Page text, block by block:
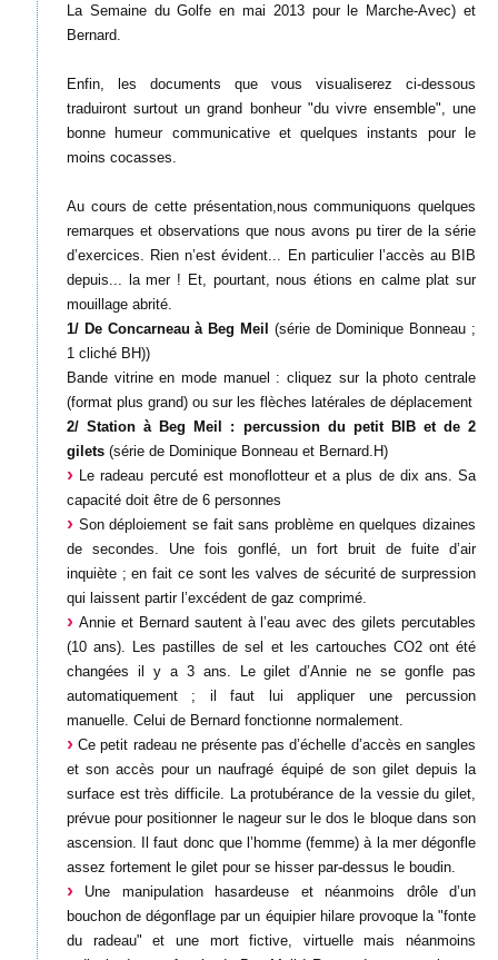
La Semaine du Golfe en mai 2013 pour le Marche-Avec) et
Bernard.
Enfin, les documents que vous visualiserez ci-dessous
traduiront surtout un grand bonheur "du vivre ensemble", une
bonne humeur communicative et quelques instants pour le
moins cocasses.
Au cours de cette présentation,nous communiquons quelques
remarques et observations que nous avons pu tirer de la série
d’exercices. Rien n’est évident... En particulier l’accès au BIB
depuis... la mer ! Et, pourtant, nous étions en calme plat sur
mouillage abrité.
1/ De Concarneau à Beg Meil (série de Dominique Bonneau ;
1 cliché BH))
Bande vitrine en mode manuel : cliquez sur la photo centrale
(format plus grand) ou sur les flèches latérales de déplacement
2/ Station à Beg Meil : percussion du petit BIB et de 2
gilets (série de Dominique Bonneau et Bernard.H)
Le radeau percuté est monoflotteur et a plus de dix ans. Sa
capacité doit être de 6 personnes
Son déploiement se fait sans problème en quelques dizaines
de secondes. Une fois gonflé, un fort bruit de fuite d’air
inquiète ; en fait ce sont les valves de sécurité de surpression
qui laissent partir l’excédent de gaz comprimé.
Annie et Bernard sautent à l’eau avec des gilets percutables
(10 ans). Les pastilles de sel et les cartouches CO2 ont été
changées il y a 3 ans. Le gilet d’Annie ne se gonfle pas
automatiquement ; il faut lui appliquer une percussion
manuelle. Celui de Bernard fonctionne normalement.
Ce petit radeau ne présente pas d’échelle d’accès en sangles
et son accès pour un naufragé équipé de son gilet depuis la
surface est très difficile. La protubérance de la vessie du gilet,
prévue pour positionner le nageur sur le dos le bloque dans son
ascension. Il faut donc que l’homme (femme) à la mer dégonfle
assez fortement le gilet pour se hisser par-dessus le boudin.
Une manipulation hasardeuse et néanmoins drôle d’un
bouchon de dégonflage par un équipier hilare provoque la "fonte
du radeau" et une mort fictive, virtuelle mais néanmoins